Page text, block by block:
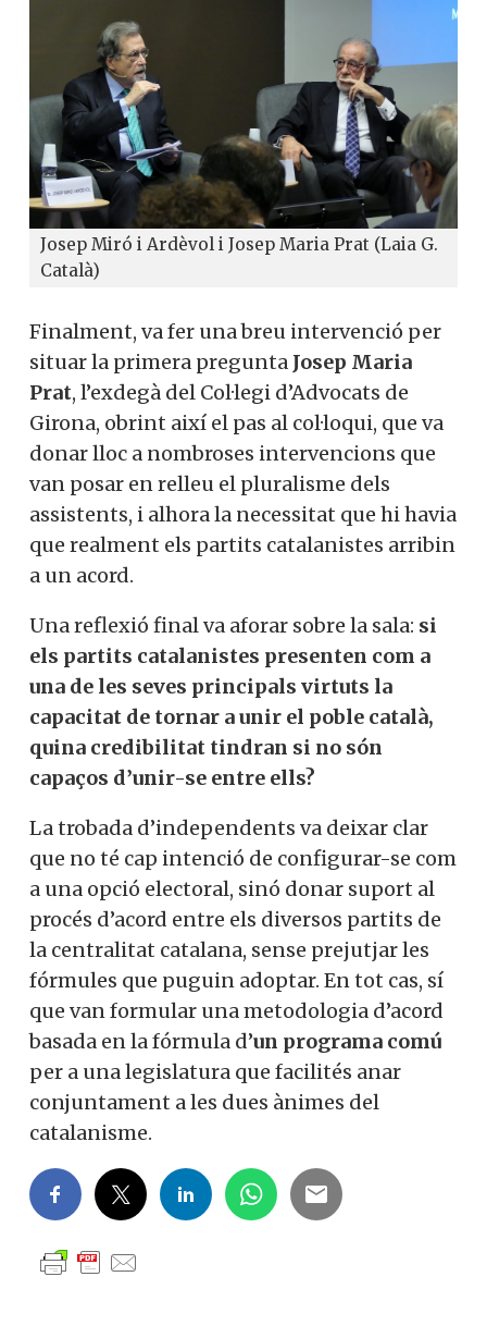
Josep Miró i Ardèvol i Josep Maria Prat (Laia G.
Català)
Finalment, va fer una breu intervenció per
situar la primera pregunta Josep Maria
Prat, l’exdegà del Col·legi d’Advocats de
Girona, obrint així el pas al col·loqui, que va
donar lloc a nombroses intervencions que
van posar en relleu el pluralisme dels
assistents, i alhora la necessitat que hi havia
que realment els partits catalanistes arribin
a un acord.
Una reflexió final va aforar sobre la sala: si
els partits catalanistes presenten com a
una de les seves principals virtuts la
capacitat de tornar a unir el poble català,
quina credibilitat tindran si no són
capaços d’unir-se entre ells?
La trobada d’independents va deixar clar
que no té cap intenció de configurar-se com
a una opció electoral, sinó donar suport al
procés d’acord entre els diversos partits de
la centralitat catalana, sense prejutjar les
fórmules que puguin adoptar. En tot cas, sí
que van formular una metodologia d’acord
basada en la fórmula d’un programa comú
per a una legislatura que facilités anar
conjuntament a les dues ànimes del
catalanisme.